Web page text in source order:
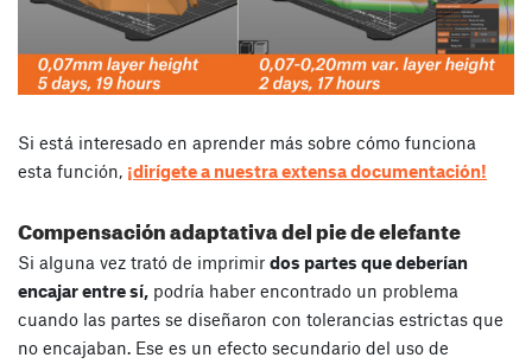
Si está interesado en aprender más sobre cómo funciona
esta función, ¡dirígete a nuestra extensa documentación!
Compensación adaptativa del pie de elefante
Si alguna vez trató de imprimir dos partes que deberían
encajar entre sí, podría haber encontrado un problema
cuando las partes se diseñaron con tolerancias estrictas que
no encajaban. Ese es un efecto secundario del uso de